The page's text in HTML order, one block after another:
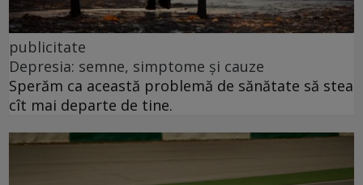
publicitate
Depresia: semne, simptome și cauze
Sperăm ca această problemă de sănătate să stea
cît mai departe de tine.